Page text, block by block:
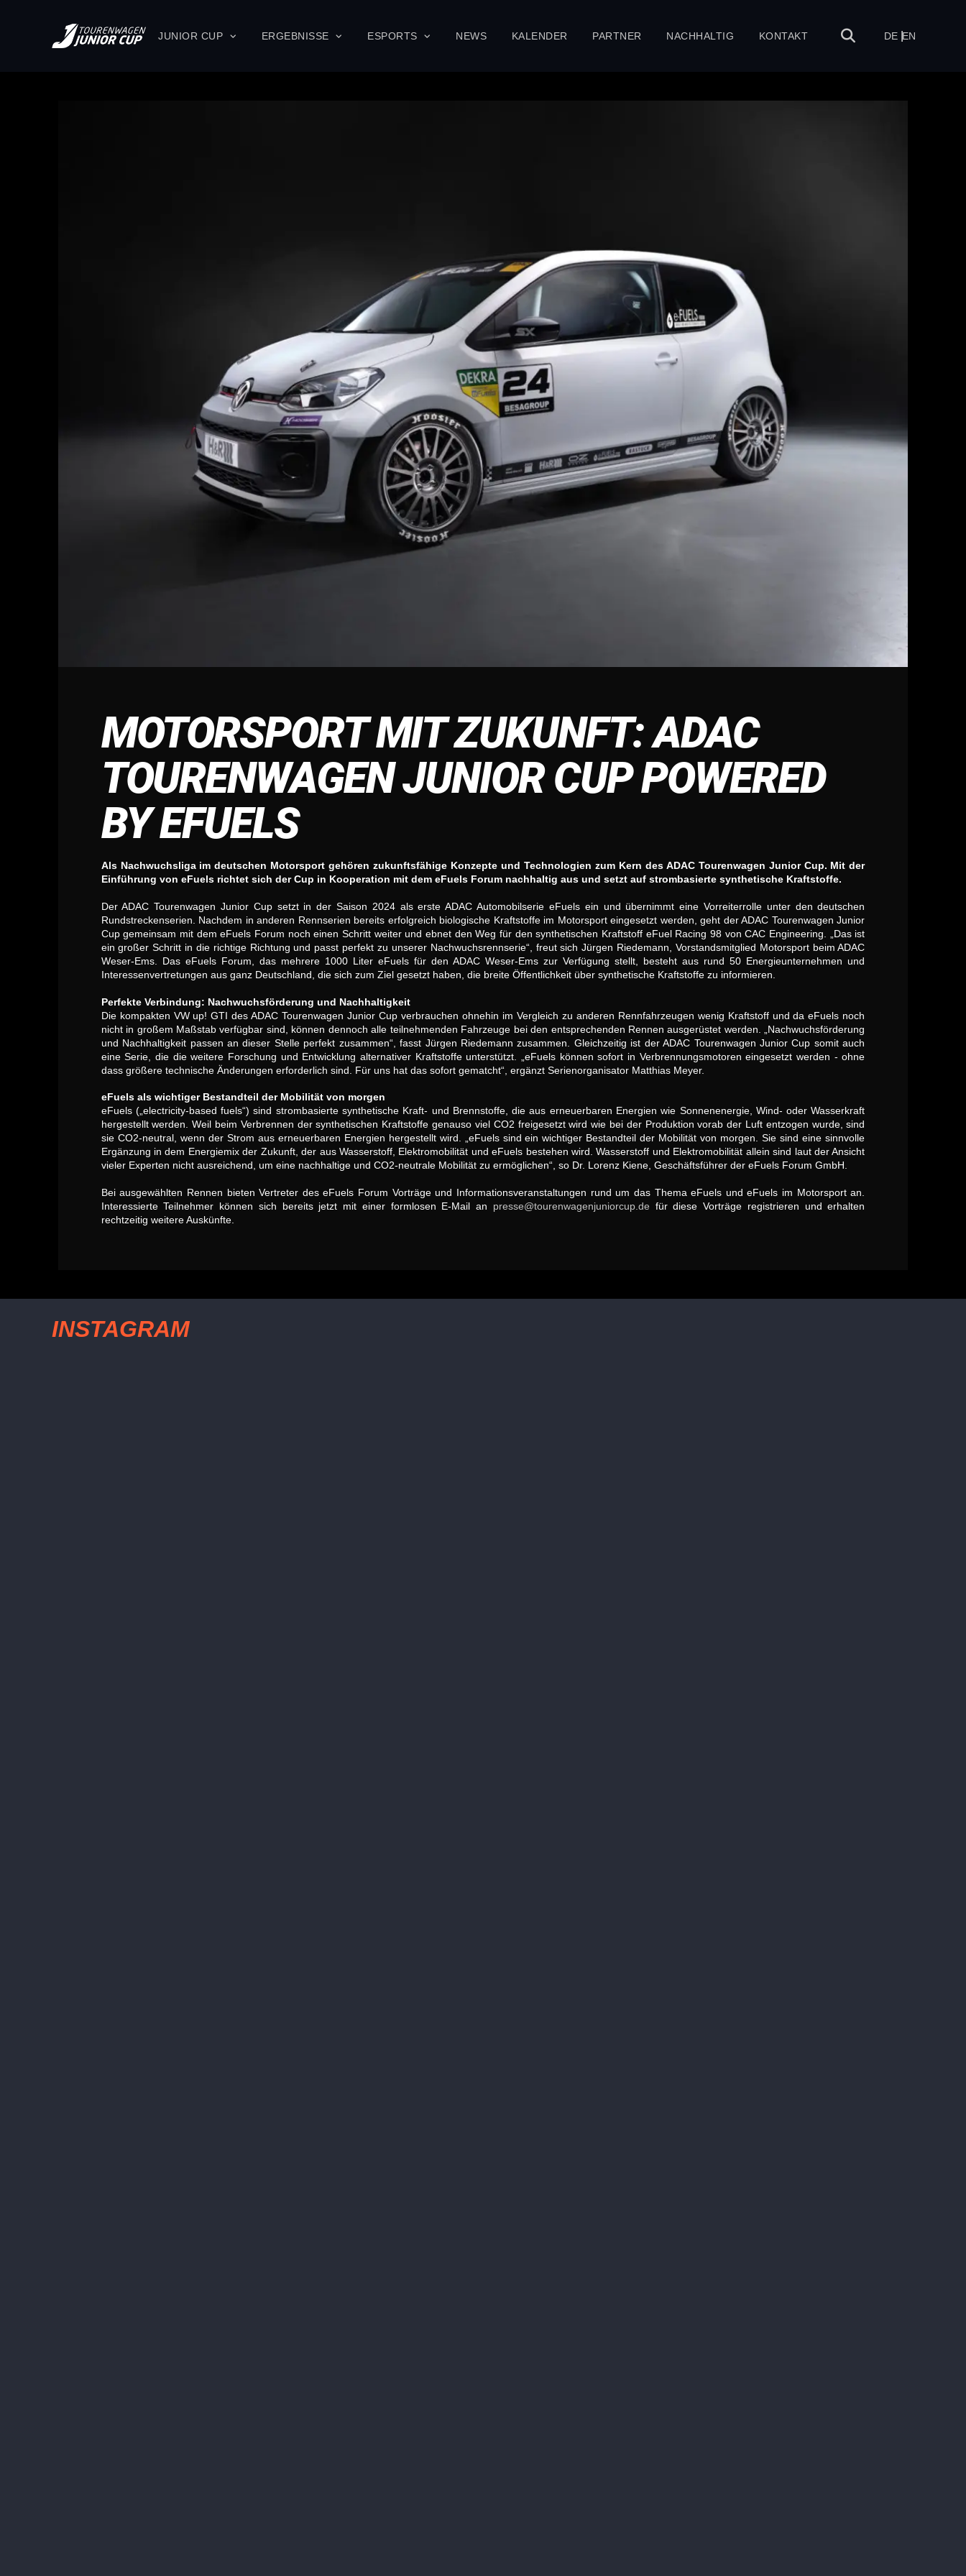
JUNIOR CUP ERGEBNISSE ESPORTS NEWS KALENDER PARTNER NACHHALTIG KONTAKT DE EN
MOTORSPORT MIT ZUKUNFT: ADAC
TOURENWAGEN JUNIOR CUP POWERED
BY EFUELS
Als Nachwuchsliga im deutschen Motorsport gehören zukunftsfähige Konzepte und Technologien zum Kern des ADAC Tourenwagen Junior Cup. Mit der
Einführung von eFuels richtet sich der Cup in Kooperation mit dem eFuels Forum nachhaltig aus und setzt auf strombasierte synthetische Kraftstoffe.
Der ADAC Tourenwagen Junior Cup setzt in der Saison 2024 als erste ADAC Automobilserie eFuels ein und übernimmt eine Vorreiterrolle unter den deutschen
Rundstreckenserien. Nachdem in anderen Rennserien bereits erfolgreich biologische Kraftstoffe im Motorsport eingesetzt werden, geht der ADAC Tourenwagen Junior
Cup gemeinsam mit dem eFuels Forum noch einen Schritt weiter und ebnet den Weg für den synthetischen Kraftstoff eFuel Racing 98 von CAC Engineering. „Das ist
ein großer Schritt in die richtige Richtung und passt perfekt zu unserer Nachwuchsrennserie“, freut sich Jürgen Riedemann, Vorstandsmitglied Motorsport beim ADAC
Weser-Ems. Das eFuels Forum, das mehrere 1000 Liter eFuels für den ADAC Weser-Ems zur Verfügung stellt, besteht aus rund 50 Energieunternehmen und
Interessenvertretungen aus ganz Deutschland, die sich zum Ziel gesetzt haben, die breite Öffentlichkeit über synthetische Kraftstoffe zu informieren.
Perfekte Verbindung: Nachwuchsförderung und Nachhaltigkeit
Die kompakten VW up! GTI des ADAC Tourenwagen Junior Cup verbrauchen ohnehin im Vergleich zu anderen Rennfahrzeugen wenig Kraftstoff und da eFuels noch
nicht in großem Maßstab verfügbar sind, können dennoch alle teilnehmenden Fahrzeuge bei den entsprechenden Rennen ausgerüstet werden. „Nachwuchsförderung
und Nachhaltigkeit passen an dieser Stelle perfekt zusammen“, fasst Jürgen Riedemann zusammen. Gleichzeitig ist der ADAC Tourenwagen Junior Cup somit auch
eine Serie, die die weitere Forschung und Entwicklung alternativer Kraftstoffe unterstützt. „eFuels können sofort in Verbrennungsmotoren eingesetzt werden - ohne
dass größere technische Änderungen erforderlich sind. Für uns hat das sofort gematcht“, ergänzt Serienorganisator Matthias Meyer.
eFuels als wichtiger Bestandteil der Mobilität von morgen
eFuels („electricity-based fuels“) sind strombasierte synthetische Kraft- und Brennstoffe, die aus erneuerbaren Energien wie Sonnenenergie, Wind- oder Wasserkraft
hergestellt werden. Weil beim Verbrennen der synthetischen Kraftstoffe genauso viel CO2 freigesetzt wird wie bei der Produktion vorab der Luft entzogen wurde, sind
sie CO2-neutral, wenn der Strom aus erneuerbaren Energien hergestellt wird. „eFuels sind ein wichtiger Bestandteil der Mobilität von morgen. Sie sind eine sinnvolle
Ergänzung in dem Energiemix der Zukunft, der aus Wasserstoff, Elektromobilität und eFuels bestehen wird. Wasserstoff und Elektromobilität allein sind laut der Ansicht
vieler Experten nicht ausreichend, um eine nachhaltige und CO2-neutrale Mobilität zu ermöglichen“, so Dr. Lorenz Kiene, Geschäftsführer der eFuels Forum GmbH.
Bei ausgewählten Rennen bieten Vertreter des eFuels Forum Vorträge und Informationsveranstaltungen rund um das Thema eFuels und eFuels im Motorsport an.
Interessierte Teilnehmer können sich bereits jetzt mit einer formlosen E-Mail an presse@tourenwagenjuniorcup.de für diese Vorträge registrieren und erhalten
rechtzeitig weitere Auskünfte.
INSTAGRAM